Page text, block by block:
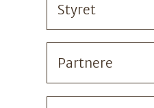
Styret
Partnere